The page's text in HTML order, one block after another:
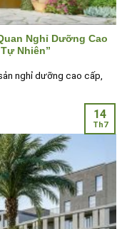
Nghỉ Dưỡng Cao
Nhiên”
nghỉ dưỡng cao cấp,
14
Th7